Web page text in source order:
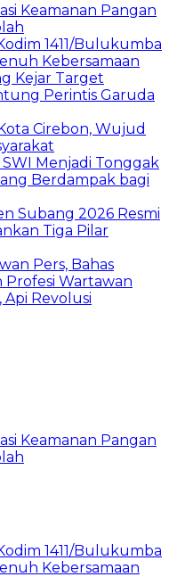
Keamanan Pangan
1411/Bulukumba
Kebersamaan
Kejar Target
Perintis Garuda
Cirebon, Wujud
Menjadi Tonggak
Berdampak bagi
Subang 2026 Resmi
Tiga Pilar
Pers, Bahas
Wartawan
Revolusi
Keamanan Pangan
1411/Bulukumba
Kebersamaan